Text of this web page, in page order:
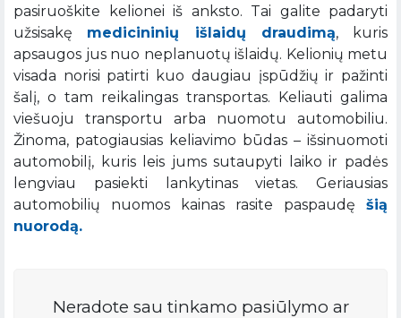
pasiruoškite kelionei iš anksto. Tai galite padaryti
užsisakę medicininių išlaidų draudimą, kuris
apsaugos jus nuo neplanuotų išlaidų. Kelionių metu
visada norisi patirti kuo daugiau įspūdžių ir pažinti
šalį, o tam reikalingas transportas. Keliauti galima
viešuoju transportu arba nuomotu automobiliu.
Žinoma, patogiausias keliavimo būdas – išsinuomoti
automobilį, kuris leis jums sutaupyti laiko ir padės
lengviau pasiekti lankytinas vietas. Geriausias
automobilių nuomos kainas rasite paspaudę šią
nuorodą.
Neradote sau tinkamo pasiūlymo ar